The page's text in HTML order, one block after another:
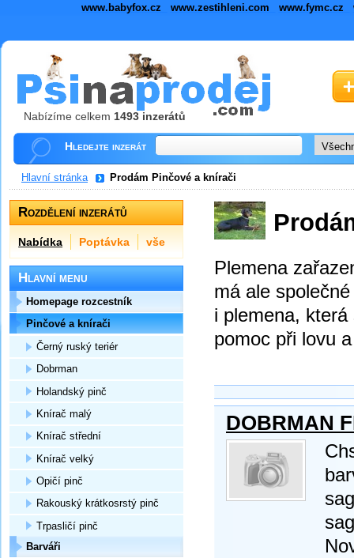
www.babyfox.cz www.zestihleni.com www.fymc.cz
Nabízíme celkem 1493 inzerátů
Hledejte inzerát
Hlavní stránka Prodám Pinčové a knírači
Plemena
má ale
i plemena,
pomoc při lovu
DOBRMAN
Rozdělení inzerátů
Nabídka Poptávka vše
Hlavní menu
Homepage rozcestník
Pinčové a knírači
Černý ruský teriér
Dobrman
Holandský pinč
Knírač malý
Knírač střední
Knírač velký
Opičí pinč
Rakouský krátkosrstý pinč
Trpasličí pinč
Barváři